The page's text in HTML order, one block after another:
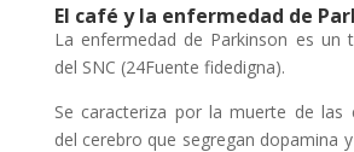
El café y la enfermedad de
La enfermedad de Parkinson es un
del SNC (24Fuente fidedigna).
Se caracteriza por la muerte de las
del cerebro que segregan dopamina